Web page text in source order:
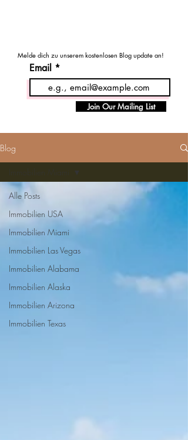
Melde dich zu unserem kostenlosen Blog update an!
Email
Join Our Mailing List
Blog
Alle Posts
Immobilien USA
Immobilien Miami
Immobilien Las Vegas
Immobilien Alabama
Immobilien Alaska
Immobilien Arizona
Immobilien Texas